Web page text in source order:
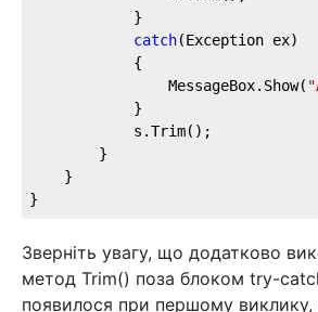
catch(Exception ex)
				MessageBox.Show(
}
Зверніть увагу, що додатково
метод Trim() поза блоком try-
появилося при першому